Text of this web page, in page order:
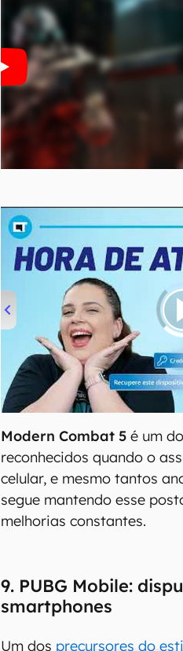
00:00/04:52
Modern Combat 5 é um
reconhecidos quando o
celular, e mesmo tantos
segue mantendo esse
melhorias constantes.
9. PUBG Mobile:
smartphones
Um dos precursores do